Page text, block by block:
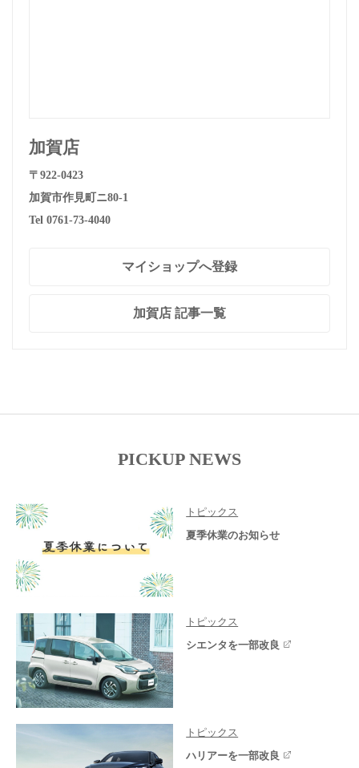
加賀店
〒922-0423
加賀市作見町ニ80-1
Tel 0761-73-4040
マイショップへ登録
加賀店 記事一覧
PICKUP NEWS
トピックス
夏季休業のお知らせ
トピックス
シエンタを一部改良
トピックス
ハリアーを一部改良